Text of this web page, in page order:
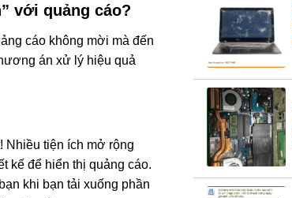
với quảng cáo?
cáo không mời mà đến
án xử lý hiệu quả
Nhiều tiện ích mở rộng
kế để hiển thị quảng cáo.
khi bạn tải xuống phần